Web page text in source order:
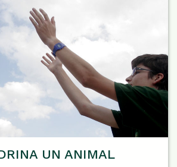
UN ANIMAL